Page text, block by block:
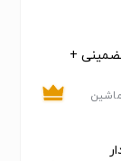
مواد به
دوخت
پرکن دستگاه
+